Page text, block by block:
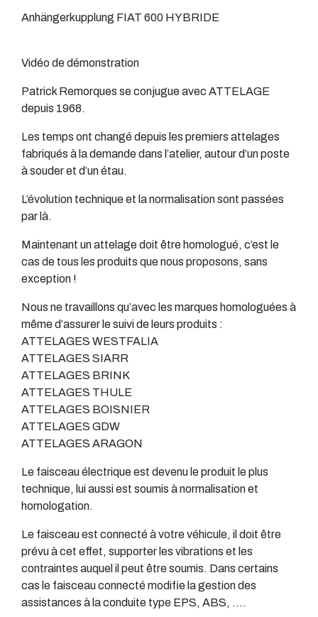
Anhängerkupplung FIAT 600 HYBRIDE
Vidéo de démonstration
Patrick Remorques se conjugue avec ATTELAGE
depuis 1968.
Les temps ont changé depuis les premiers attelages
fabriqués à la demande dans l’atelier, autour d’un poste
à souder et d’un étau.
L’évolution technique et la normalisation sont passées
par là.
Maintenant un attelage doit être homologué, c’est le
cas de tous les produits que nous proposons, sans
exception !
Nous ne travaillons qu’avec les marques homologuées à
même d’assurer le suivi de leurs produits :
ATTELAGES WESTFALIA
ATTELAGES SIARR
ATTELAGES BRINK
ATTELAGES THULE
ATTELAGES BOISNIER
ATTELAGES GDW
ATTELAGES ARAGON
Le faisceau électrique est devenu le produit le plus
technique, lui aussi est soumis à normalisation et
homologation.
Le faisceau est connecté à votre véhicule, il doit être
prévu à cet effet, supporter les vibrations et les
contraintes auquel il peut être soumis. Dans certains
cas le faisceau connecté modifie la gestion des
assistances à la conduite type EPS, ABS, ….